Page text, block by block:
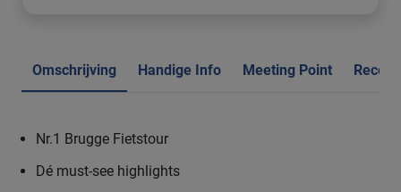
Omschrijving Handige Info Meeting Point
Nr.1 Brugge Fietstour
Dé must-see highlights